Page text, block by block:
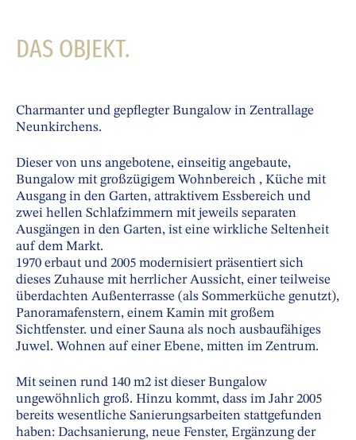
DAS OBJEKT.
Charmanter und gepflegter Bungalow in Zentrallage
Neunkirchens.
Dieser von uns angebotene, einseitig angebaute,
Bungalow mit großzügigem Wohnbereich , Küche mit
Ausgang in den Garten, attraktivem Essbereich und
zwei hellen Schlafzimmern mit jeweils separaten
Ausgängen in den Garten, ist eine wirkliche Seltenheit
auf dem Markt.
1970 erbaut und 2005 modernisiert präsentiert sich
dieses Zuhause mit herrlicher Aussicht, einer teilweise
überdachten Außenterrasse (als Sommerküche genutzt),
Panoramafenstern, einem Kamin mit großem
Sichtfenster. und einer Sauna als noch ausbaufähiges
Juwel. Wohnen auf einer Ebene, mitten im Zentrum.
Mit seinen rund 140 m2 ist dieser Bungalow
ungewöhnlich groß. Hinzu kommt, dass im Jahr 2005
bereits wesentliche Sanierungsarbeiten stattgefunden
haben: Dachsanierung, neue Fenster, Ergänzung der